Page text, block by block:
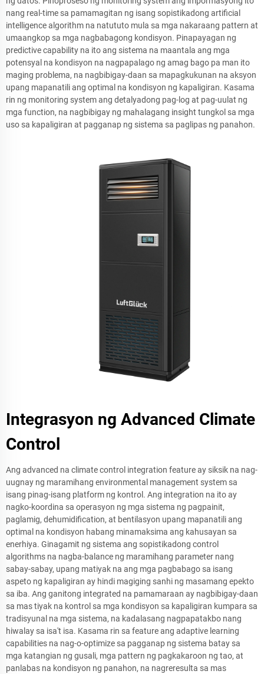
nang real-time sa pamamagitan ng isang sopistikadong artificial
intelligence algorithm na natututo mula sa mga nakaraang pattern at
umaangkop sa mga nagbabagong kondisyon. Pinapayagan ng
predictive capability na ito ang sistema na maantala ang mga
potensyal na kondisyon na nagpapalago ng amag bago pa man ito
maging problema, na nagbibigay-daan sa mapagkukunan na aksyon
upang mapanatili ang optimal na kondisyon ng kapaligiran. Kasama
rin ng monitoring system ang detalyadong pag-log at pag-uulat ng
mga function, na nagbibigay ng mahalagang insight tungkol sa mga
uso sa kapaligiran at pagganap ng sistema sa paglipas ng panahon.
Integrasyon ng Advanced Climate
Control
Ang advanced na climate control integration feature ay siksik na nag-
uugnay ng maramihang environmental management system sa
isang pinag-isang platform ng kontrol. Ang integration na ito ay
nagko-koordina sa operasyon ng mga sistema ng pagpainit,
paglamig, dehumidification, at bentilasyon upang mapanatili ang
optimal na kondisyon habang minamaksima ang kahusayan sa
enerhiya. Ginagamit ng sistema ang sopistikadong control
algorithms na nagba-balance ng maramihang parameter nang
sabay-sabay, upang matiyak na ang mga pagbabago sa isang
aspeto ng kapaligiran ay hindi magiging sanhi ng masamang epekto
sa iba. Ang ganitong integrated na pamamaraan ay nagbibigay-daan
sa mas tiyak na kontrol sa mga kondisyon sa kapaligiran kumpara sa
tradisyunal na mga sistema, na kadalasang nagpapatakbo nang
hiwalay sa isa't isa. Kasama rin sa feature ang adaptive learning
capabilities na nag-o-optimize sa pagganap ng sistema batay sa
mga katangian ng gusali, mga pattern ng pagkakaroon ng tao, at
panlabas na kondisyon ng panahon, na nagreresulta sa mas